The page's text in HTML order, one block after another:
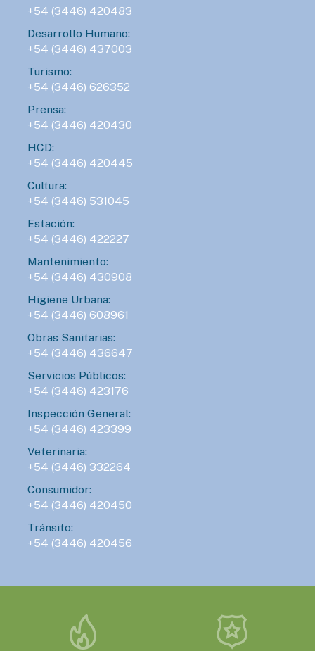
+54 (3446) 420483
Desarrollo Humano:
+54 (3446) 437003
Turismo:
+54 (3446) 626352
Prensa:
+54 (3446) 420430
HCD:
+54 (3446) 420445
Cultura:
+54 (3446) 531045
Estación:
+54 (3446) 422227
Mantenimiento:
+54 (3446) 430908
Higiene Urbana:
+54 (3446) 608961
Obras Sanitarias:
+54 (3446) 436647
Servicios Públicos:
+54 (3446) 423176
Inspección General:
+54 (3446) 423399
Veterinaria:
+54 (3446) 332264
Consumidor:
+54 (3446) 420450
Tránsito:
+54 (3446) 420456